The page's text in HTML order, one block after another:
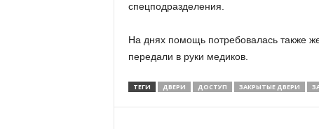
спецподразделения.
На днях помощь потребовалась также
передали в руки медиков.
ТЕГИ ДВЕРИ ДОСТУП ЗАКРЫТЫЕ ДВЕРИ